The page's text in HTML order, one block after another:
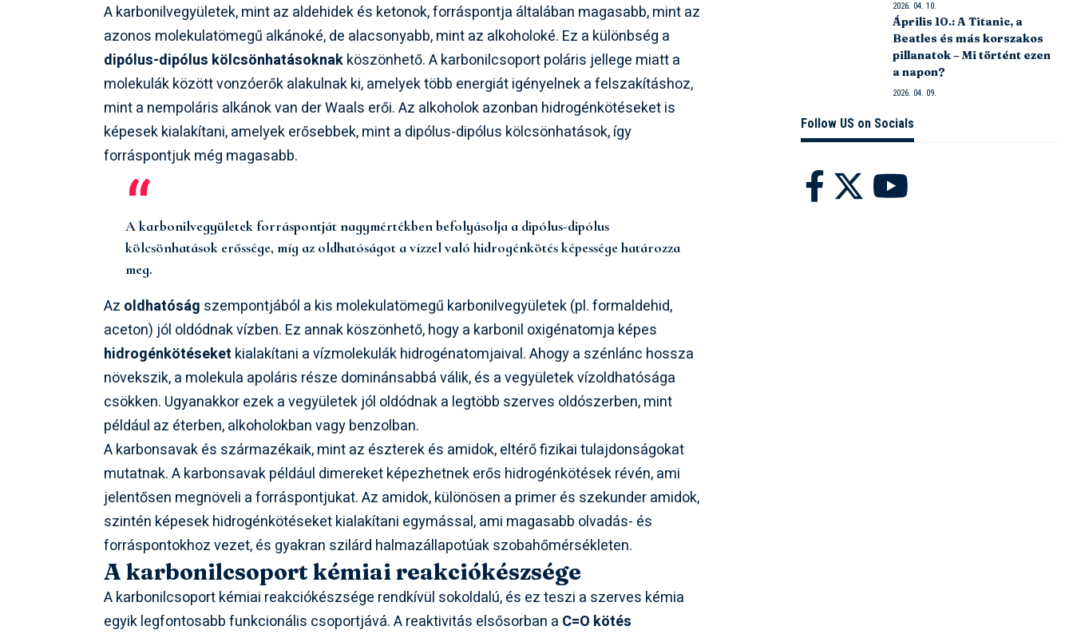
A karbonilvegyületek, mint az aldehidek és ketonok, forráspontja általában magasabb, mint az
azonos molekulatömegű alkánoké, de alacsonyabb, mint az alkoholoké. Ez a különbség a
dipólus-dipólus kölcsönhatásoknakköszönhető. A karbonilcsoport poláris jellege miatt a
molekulák között vonzóerők alakulnak ki, amelyek több energiát igényelnek a felszakításhoz,
mint a nempoláris alkánok van der Waals erői. Az alkoholok azonban hidrogénkötéseket is
képesek kialakítani, amelyek erősebbek, mint a dipólus-dipólus kölcsönhatások, így
forráspontjuk még magasabb.
A karbonilvegyületek forráspontját nagymértékben befolyásolja a dipólus-dipólus
kölcsönhatások erőssége, míg az oldhatóságot a vízzel való hidrogénkötés képessége határozza
meg.
Az oldhatóság szempontjából a kis molekulatömegű karbonilvegyületek (pl. formaldehid,
aceton) jól oldódnak vízben. Ez annak köszönhető, hogy a karbonil oxigénatomja képes
hidrogénkötéseket kialakítani a vízmolekulák hidrogénatomjaival. Ahogy a szénlánc hossza
növekszik, a molekula apoláris része dominánsabbá válik, és a vegyületek vízoldhatósága
csökken. Ugyanakkor ezek a vegyületek jól oldódnak a legtöbb szerves oldószerben, mint
például az éterben, alkoholokban vagy benzolban.
A karbonsavak és származékaik, mint az észterek és amidok, eltérő fizikai tulajdonságokat
mutatnak. A karbonsavak például dimereket képezhetnek erős hidrogénkötések révén, ami
jelentősen megnöveli a forráspontjukat. Az amidok, különösen a primer és szekunder amidok,
szintén képesek hidrogénkötéseket kialakítani egymással, ami magasabb olvadás- és
forráspontokhoz vezet, és gyakran szilárd halmazállapotúak szobahőmérsékleten.
A karbonilcsoport kémiai reakciókészsége
A karbonilcsoport kémiai reakciókészsége rendkívül sokoldalú, és ez teszi a szerves kémia
egyik legfontosabb funkcionális csoportjává. A reaktivitás elsősorban a C=O kötés
2026. 04. 10.
Április 10.: A Titanic, a
Beatles és más korszakos
pillanatok – Mi történt ezen
a napon?
2026. 04. 09.
Follow US on Socials